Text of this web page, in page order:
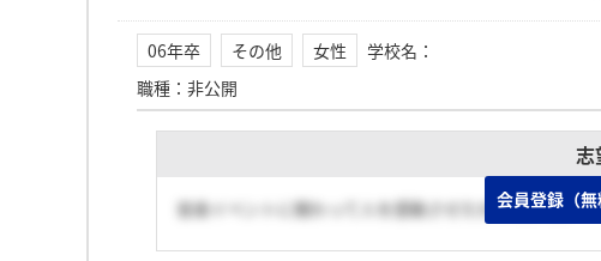
06年卒 その他 女性 学校名 ：
職種 ： 非公開
志
音楽イベントに関わって人を感動させたかったから。
会員登録（